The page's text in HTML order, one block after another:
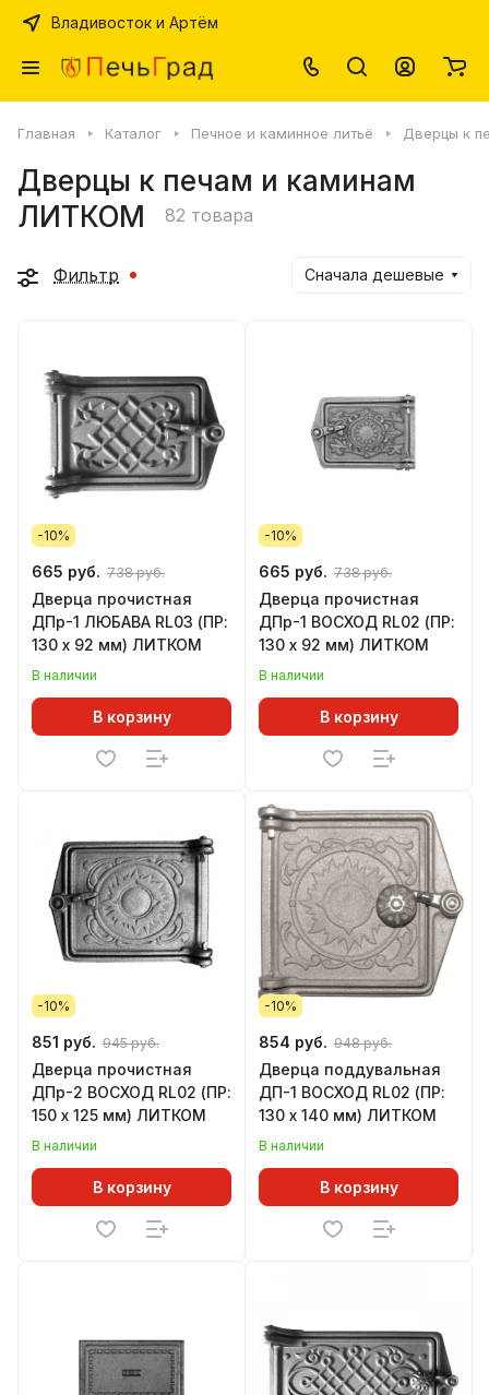
Владивосток и Артём
Главная Каталог Печное и каминное литьё Дверцы к
Дверцы к печам и каминам
ЛИТКОМ
82 товара
Фильтр Сначала дешевые
-10%
665 руб. 738 руб.
Дверца прочистная
ДПр-1 ЛЮБАВА RL03 (ПР:
130 х 92 мм) ЛИТКОМ
В наличии
В корзину
-10%
665 руб. 738 руб.
Дверца прочистная
ДПр-1 ВОСХОД RL02 (ПР:
130 х 92 мм) ЛИТКОМ
В наличии
В корзину
-10%
851 руб. 945 руб.
Дверца прочистная
ДПр-2 ВОСХОД RL02 (ПР:
150 х 125 мм) ЛИТКОМ
В наличии
В корзину
-10%
854 руб. 948 руб.
Дверца поддувальная
ДП-1 ВОСХОД RL02 (ПР:
130 х 140 мм) ЛИТКОМ
В наличии
В корзину